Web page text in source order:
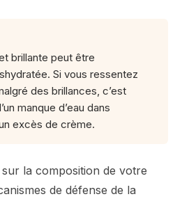
brillante peut être
Si vous ressentez
des brillances, c’est
manque d’eau dans
excès de crème.
la composition de votre
de défense de la